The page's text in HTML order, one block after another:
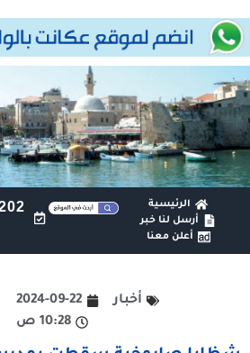
الرئيسية
أرسل لنا خبر
أعلن معنا
أخبار
2024-09-22
10:28 ص